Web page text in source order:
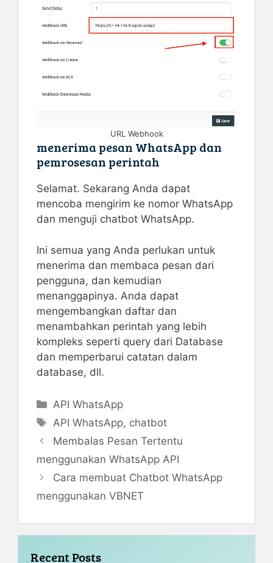
URL Webhook
menerima pesan WhatsApp dan
pemrosesan perintah
Selamat. Sekarang Anda dapat
mencoba mengirim ke nomor WhatsApp
dan menguji chatbot WhatsApp.
Ini semua yang Anda perlukan untuk
menerima dan membaca pesan dari
pengguna, dan kemudian
menanggapinya. Anda dapat
mengembangkan daftar dan
menambahkan perintah yang lebih
kompleks seperti query dari Database
dan memperbarui catatan dalam
database, dll.
Kategori
API WhatsApp
Tag
API WhatsApp, chatbot
Membalas Pesan Tertentu
menggunakan WhatsApp API
Cara membuat Chatbot WhatsApp
menggunakan VBNET
Recent Posts